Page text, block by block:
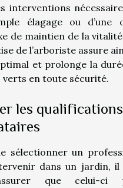
interventions
élagage ou d’une
de maintien de la
de l’arboriste assure
et prolonge la
verts en toute sécurité.
les
sélectionner un
dans un jardin,
que celui-ci